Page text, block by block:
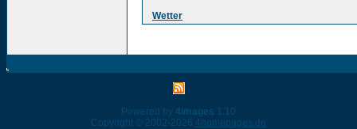
Wetter
Powered by 4images 1.10
Copyright © 2002-2026 4homepages.de